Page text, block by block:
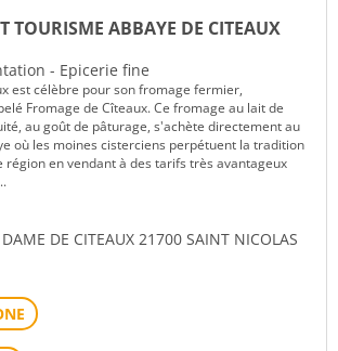
TOURISME ABBAYE DE CITEAUX
- Epicerie fine
est célèbre pour son fromage fermier,
Fromage de Cîteaux. Ce fromage au lait de
au goût de pâturage, s'achète directement au
où les moines cisterciens perpétuent la tradition
en vendant à des tarifs très avantageux
DE CITEAUX 21700 SAINT NICOLAS